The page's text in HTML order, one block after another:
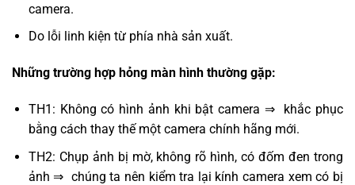
camera.
Do lỗi linh kiện từ phía nhà sản xuất.
Những trường hợp hỏng màn hình thường gặp:
TH1: Không có hình ảnh khi bật camera ⇒ khắc phục
bằng cách thay thế một camera chính hãng mới.
TH2: Chụp ảnh bị mờ, không rõ hình, có đốm đen trong
ảnh ⇒ chúng ta nên kiểm tra lại kính camera xem có bị